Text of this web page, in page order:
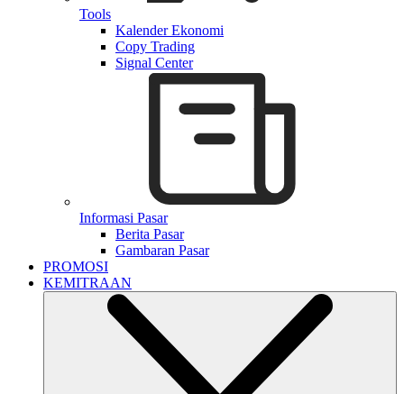
Tools
Kalender Ekonomi
Copy Trading
Signal Center
Informasi Pasar
Berita Pasar
Gambaran Pasar
PROMOSI
KEMITRAAN